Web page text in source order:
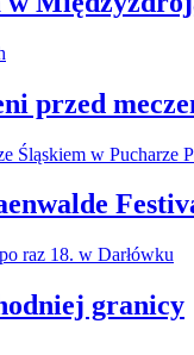
przed
granicy